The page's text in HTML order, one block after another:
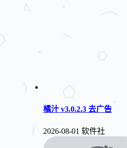
橘汁 v3.0.2.3 去广告
2026-08-01 软件社